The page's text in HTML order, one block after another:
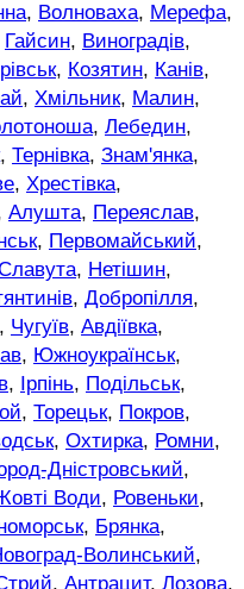
, Волноваха, Мерефа,
Гайсин, Виноградів,
, Козятин, Канів,
, Хмільник, Малин,
, Лебедин,
, Тернівка, Знам'янка,
, Хрестівка,
Алушта, Переяслав,
, Первомайський,
, Нетішин,
, Добропілля,
, Чугуїв, Авдіївка,
, Южноукраїнськ,
, Ірпінь, Подільськ,
, Торецьк, Покров,
, Охтирка, Ромни,
Дністровський,
Води, Ровеньки,
, Брянка,
Волинський,
, Антрацит, Лозова,